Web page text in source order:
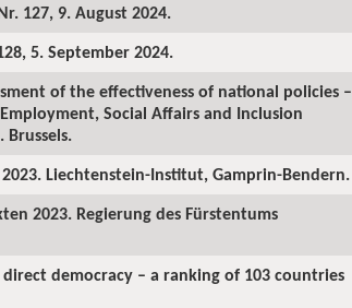
127, 9. August 2024.
5. September 2024.
of the effectiveness of national policies –
Social Affairs and Inclusion
Liechtenstein-Institut, Gamprin-Bendern.
2023. Regierung des Fürstentums
democracy – a ranking of 103 countries